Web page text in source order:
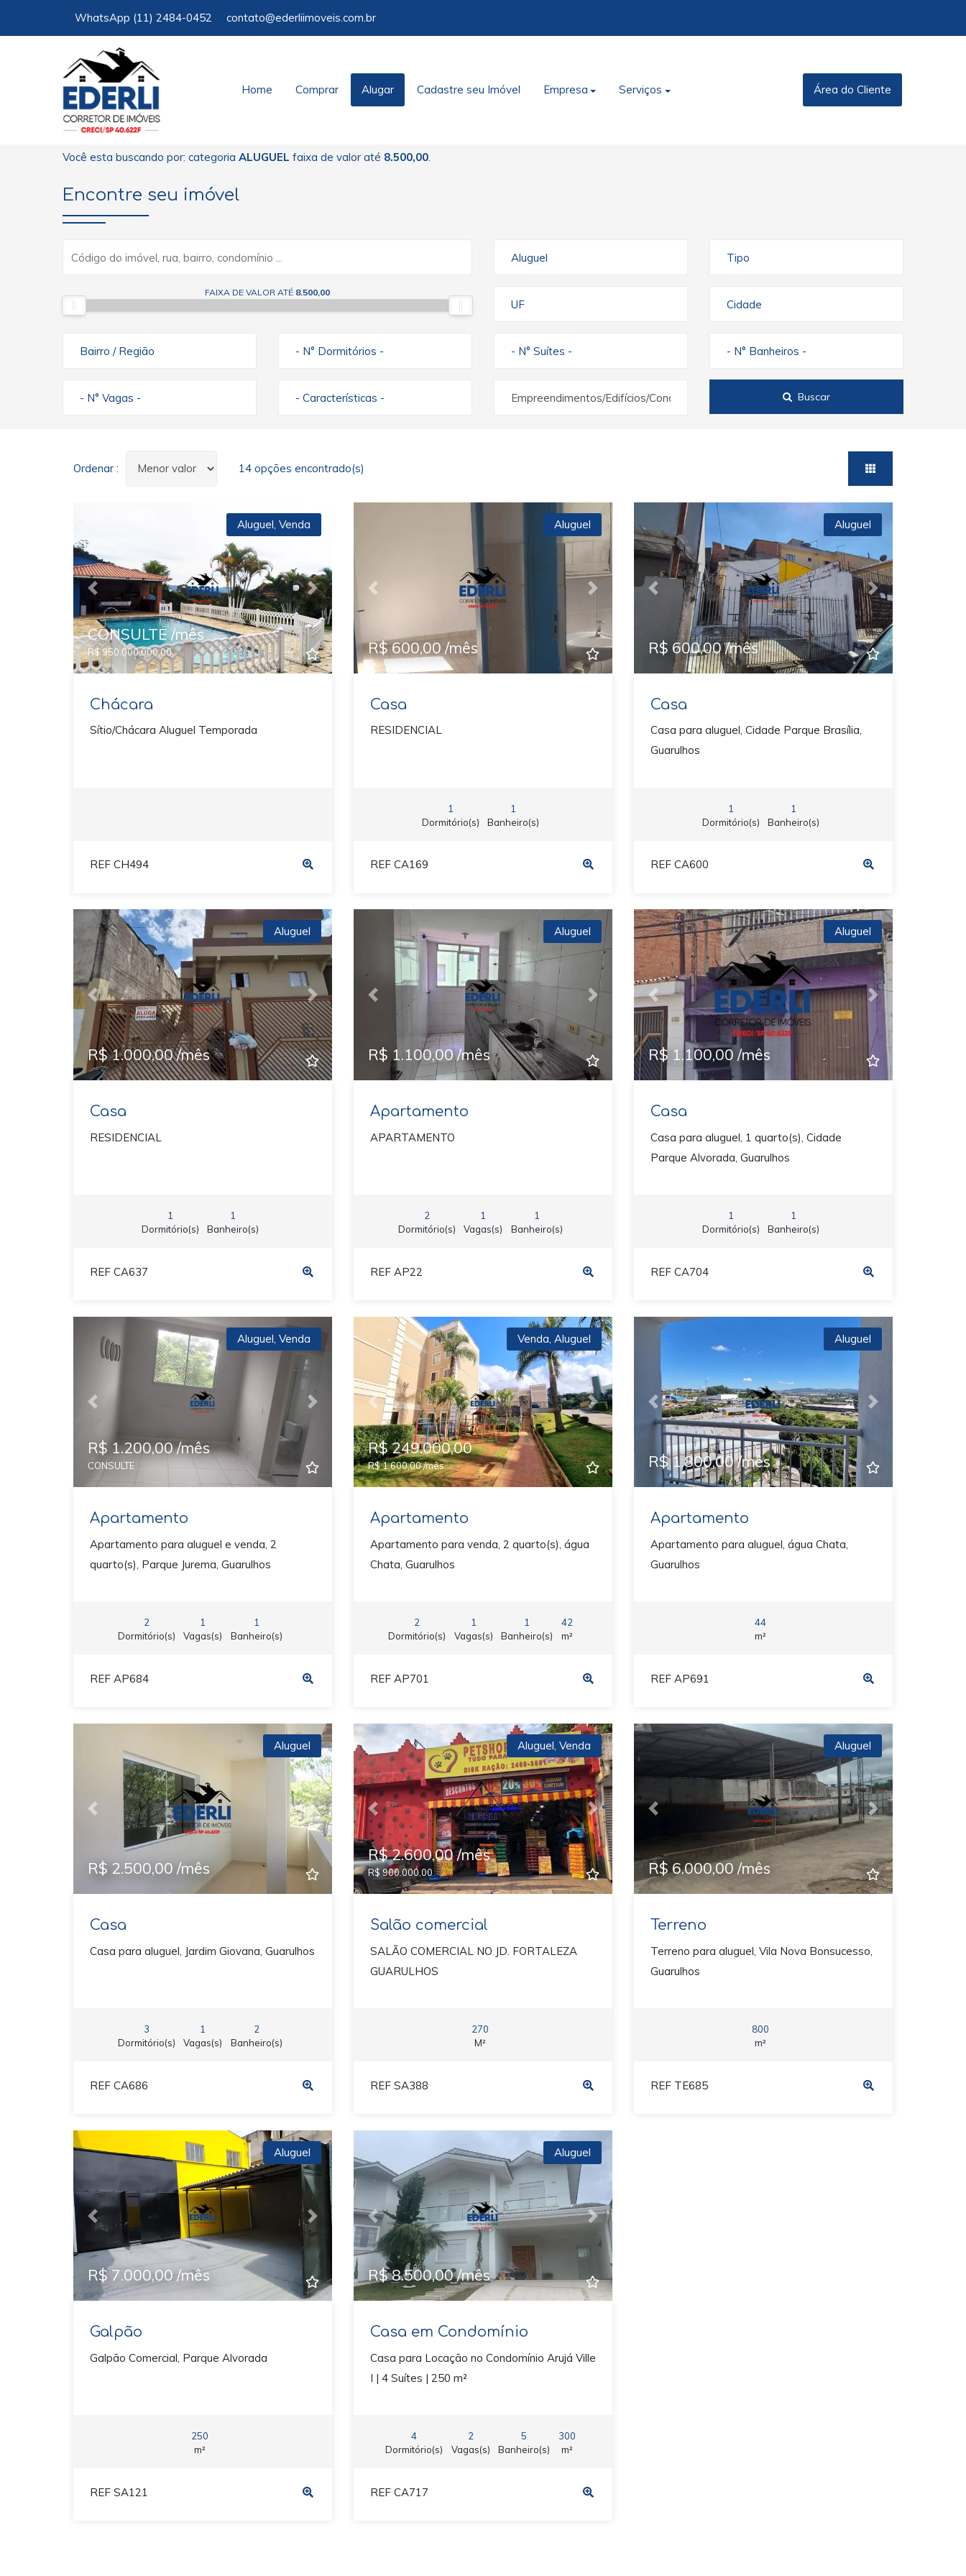
WhatsApp (11) 2484-0452 contato@ederliimoveis.com.br
Home Comprar Alugar Cadastre seu Imóvel Empresa Serviços Área do Cliente
Você esta buscando por: categoria ALUGUEL faixa de valor até 8.500,00
Encontre seu imóvel
Aluguel Tipo
FAIXA DE VALOR ATÉ 8.500,00
UF Cidade
Bairro / Região - N° Dormitórios - - N° Suítes - - N° Banheiros -
- N° Vagas - - Características - Empreendimentos/Edifícios/Condomínios Buscar
Ordenar : 14 opções encontrado(s)
Previous Next
Aluguel, Venda
CONSULTE /mês
R$ 950.000.000,00
Chácara
Sítio/Chácara Aluguel Temporada
REF CH494
Previous Next
Aluguel
R$ 600,00 /mês
Casa
RESIDENCIAL
1
Dormitório(s)
1
Banheiro(s)
REF CA169
Previous Next
Aluguel
R$ 600,00 /mês
Casa
Casa para aluguel, Cidade Parque Brasília,
Guarulhos
1
Dormitório(s)
1
Banheiro(s)
REF CA600
Previous Next
Aluguel
R$ 1.000,00 /mês
Casa
RESIDENCIAL
1
Dormitório(s)
1
Banheiro(s)
REF CA637
Previous Next
Aluguel
R$ 1.100,00 /mês
Apartamento
APARTAMENTO
2
Dormitório(s)
1
Vagas(s)
1
Banheiro(s)
REF AP22
Previous Next
Aluguel
R$ 1.100,00 /mês
Casa
Casa para aluguel, 1 quarto(s), Cidade
Parque Alvorada, Guarulhos
1
Dormitório(s)
1
Banheiro(s)
REF CA704
Previous Next
Aluguel Venda
R$ 1.200,00 /mês
CONSULTE
Apartamento
Apartamento para aluguel e venda, 2
quarto(s), Parque Jurema, Guarulhos
2
Dormitório(s)
1
Vagas(s)
1
Banheiro(s)
REF AP684
Previous Next
Venda Aluguel
R$ 249.000,00
R$ 1.600,00 /mês
Apartamento
Apartamento para venda, 2 quarto(s), água
Chata, Guarulhos
2
Dormitório(s)
1
Vagas(s)
1
Banheiro(s)
42
m²
REF AP701
Previous Next
Aluguel
R$ 1.800,00 /mês
Apartamento
Apartamento para aluguel, água Chata,
Guarulhos
44
m²
REF AP691
Previous Next
Aluguel
R$ 2.500,00 /mês
Casa
Casa para aluguel, Jardim Giovana, Guarulhos
3
Dormitório(s)
1
Vagas(s)
2
Banheiro(s)
REF CA686
Previous Next
Aluguel Venda
R$ 2.600,00 /mês
R$ 900.000,00
Salão comercial
SALÃO COMERCIAL NO JD. FORTALEZA
GUARULHOS
270
M²
REF SA388
Previous Next
Aluguel
R$ 6.000,00 /mês
Terreno
Terreno para aluguel, Vila Nova Bonsucesso,
Guarulhos
800
m²
REF TE685
Previous Next
Aluguel
R$ 7.000,00 /mês
Galpão
Galpão Comercial, Parque Alvorada
250
m²
REF SA121
Previous Next
Aluguel
R$ 8.500,00 /mês
Casa em Condomínio
Casa para Locação no Condomínio Arujá Ville
I | 4 Suítes | 250 m²
4
Dormitório(s)
2
Vagas(s)
5
Banheiro(s)
300
m²
REF CA717